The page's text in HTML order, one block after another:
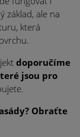
základ, ale na
která
doporučíme
jsou pro
Obraťte